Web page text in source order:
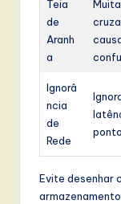
Teia
de
Aranh
a
Ignorâ
ncia
de
Rede
Evite desenhar